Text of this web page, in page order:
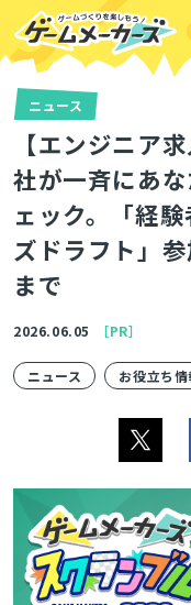
ニュース
【エンジニア
社が一斉にあ
ェック。「経
ズドラフト」
まで
2026.06.05 ［PR］
ニュース お役立ち情